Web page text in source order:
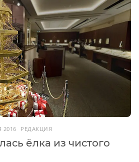
2016 РЕДАКЦИЯ
ёлка из чистого